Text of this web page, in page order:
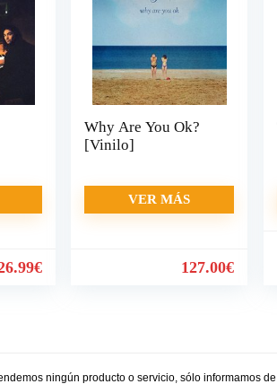
€
Why Are You Ok?
[Vinilo]
VER MÁS
127.00€
ningún producto o servicio, sólo informamos